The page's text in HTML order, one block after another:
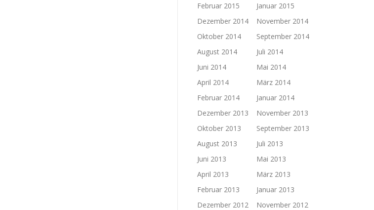
Februar 2015
Januar 2015
Dezember 2014
November 2014
Oktober 2014
September 2014
August 2014
Juli 2014
Juni 2014
Mai 2014
April 2014
März 2014
Februar 2014
Januar 2014
Dezember 2013
November 2013
Oktober 2013
September 2013
August 2013
Juli 2013
Juni 2013
Mai 2013
April 2013
März 2013
Februar 2013
Januar 2013
Dezember 2012
November 2012